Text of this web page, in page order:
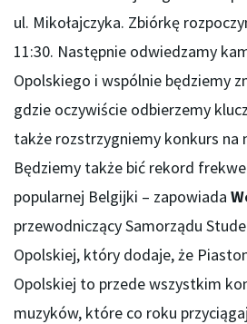
ul. Mikołajczyka. Zbiórkę
11:30. Następnie odwiedzamy
Opolskiego i wspólnie będziemy
gdzie oczywiście odbierzemy
także rozstrzygniemy konkurs na
Będziemy także bić rekord
popularnej Belgijki – zapowiada
przewodniczący Samorządu
Opolskiej, który dodaje, że
Opolskiej to przede wszystkim
muzyków, które co roku